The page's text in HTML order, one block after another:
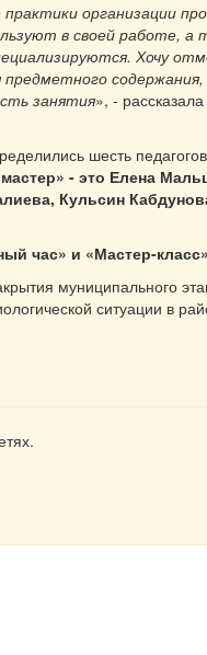
организации
в своей работе, а
Хочу
содержания,
занятия», -
шесть
- это Елена
Кульсин
час» и «Мастер-
муниципального
ситуации в